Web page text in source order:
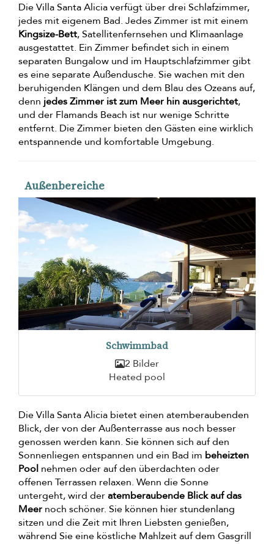
Die Villa Santa Alicia verfügt über drei Schlafzimmer,
jedes mit eigenem Bad. Jedes Zimmer ist mit einem
Kingsize-Bett, Satellitenfernsehen und Klimaanlage
ausgestattet. Ein Zimmer befindet sich in einem
separaten Bungalow und im Hauptschlafzimmer gibt
es eine separate Außendusche. Sie wachen mit den
beruhigenden Klängen und dem Blau des Ozeans auf,
denn jedes Zimmer ist zum Meer hin ausgerichtet,
und der Flamands Beach ist nur wenige Schritte
entfernt. Die Zimmer bieten den Gästen eine wirklich
entspannende und komfortable Umgebung.
Außenbereiche
Schwimmbad
2 Bilder
Heated pool
Die Villa Santa Alicia bietet einen atemberaubenden
Blick, der von der Außenterrasse aus noch besser
genossen werden kann. Sie können sich auf den
Sonnenliegen entspannen und ein Bad im beheizten
Pool nehmen oder auf den überdachten oder
offenen Terrassen relaxen. Wenn die Sonne
untergeht, wird deratemberaubende Blick auf das
Meer noch schöner. Sie können hier stundenlang
sitzen und die Zeit mit Ihren Liebsten genießen,
während Sie eine köstliche Mahlzeit auf dem Gasgrill